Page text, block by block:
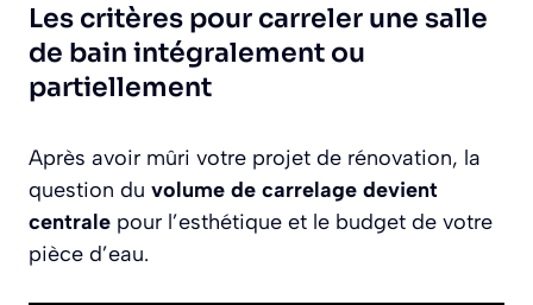
Les critères pour carreler une salle
de bain intégralement ou
partiellement
Après avoir mûri votre projet de rénovation, la
question du volume de carrelage devient
centrale pour l’esthétique et le budget de votre
pièce d’eau.